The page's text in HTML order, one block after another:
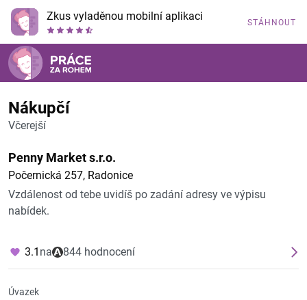
Zkus vyladěnou mobilní aplikaci STÁHNOUT
Nákupčí
Včerejší
Penny Market s.r.o.
Počernická 257, Radonice
Vzdálenost od tebe uvidíš po zadání adresy ve výpisu
nabídek.
3.1 na 844 hodnocení
Úvazek